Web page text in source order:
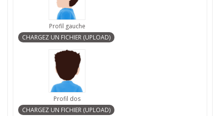
Profil gauche
Profil dos